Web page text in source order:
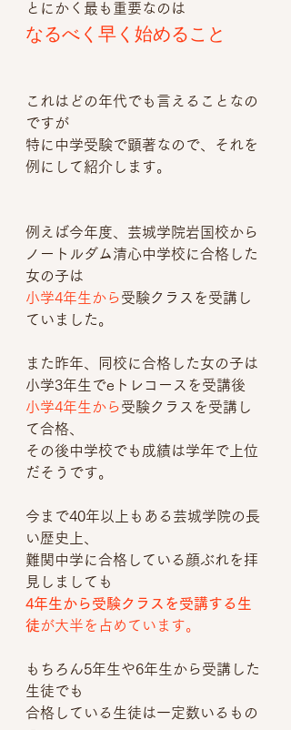
とにかく最も重要なのは
なるべく早く始めること
これはどの年代でも言えることなの
ですが
特に中学受験で顕著なので、それを
例にして紹介します。
例えば今年度、芸城学院岩国校から
ノートルダム清心中学校に合格した
女の子は
小学4年生から受験クラスを受講 し
ていました。
また昨年、同校に合格した女の子は
小学3年生でeトレコースを受講後
小学4年生から受験クラスを受講 し
て合格、
その後中学校でも成績は学年で上位
だそうです。
今まで40年以上もある芸城学院の長
い歴史上、
難関中学に合格している顔ぶれを拝
見しましても
4年生から受験クラスを受講する生
徒が大半を占めています。
もちろん5年生や6年生から受講した
生徒でも
合格している生徒は一定数いるもの